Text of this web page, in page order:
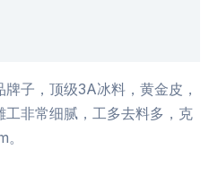
牌子，顶级3A冰料，黄金皮，
非常细腻，工多去料多，克